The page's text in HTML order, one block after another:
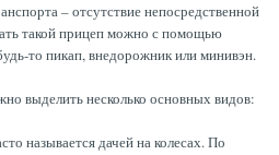
– отсутствие непосредственной
такой прицеп можно с помощью
то пикап, внедорожник или минивэн.
выделить несколько основных видов:
называется дачей на колесах. По